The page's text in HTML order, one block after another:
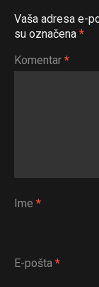
Vaša adresa e-
su označena *
Komentar *
Ime *
E-pošta *